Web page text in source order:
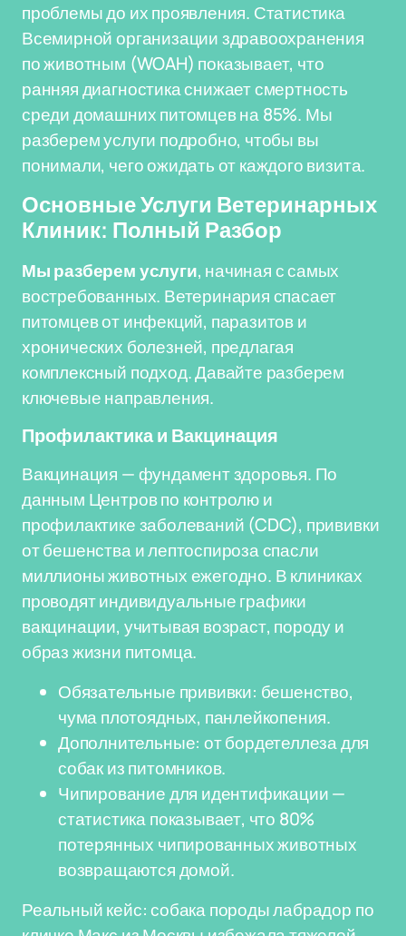
проблемы до их проявления. Статистика
Всемирной организации здравоохранения
по животным (WOAH) показывает, что
ранняя диагностика снижает смертность
среди домашних питомцев на 85%. Мы
разберем услуги подробно, чтобы вы
понимали, чего ожидать от каждого визита.
Основные Услуги Ветеринарных
Клиник: Полный Разбор
Мы разберем услуги, начиная с самых
востребованных. Ветеринария спасает
питомцев от инфекций, паразитов и
хронических болезней, предлагая
комплексный подход. Давайте разберем
ключевые направления.
Профилактика и Вакцинация
Вакцинация — фундамент здоровья. По
данным Центров по контролю и
профилактике заболеваний (CDC), прививки
от бешенства и лептоспироза спасли
миллионы животных ежегодно. В клиниках
проводят индивидуальные графики
вакцинации, учитывая возраст, породу и
образ жизни питомца.
Обязательные прививки: бешенство,
чума плотоядных, панлейкопения.
Дополнительные: от бордетеллеза для
собак из питомников.
Чипирование для идентификации —
статистика показывает, что 80%
потерянных чипированных животных
возвращаются домой.
Реальный кейс: собака породы лабрадор по